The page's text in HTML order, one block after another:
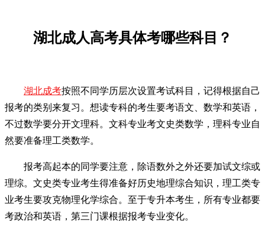
湖北成人高考具体考哪些科目？
湖北成考按照不同学历层次设置考试科目，记得根据自己
报考的类别来复习。想读专科的考生要考语文、数学和英语，
不过数学要分开文理科。文科专业考文史类数学，理科专业自
然要准备理工类数学。
报考高起本的同学要注意，除语数外之外还要加试文综或
理综。文史类专业考生得准备好历史地理综合知识，理工类专
业考生要攻克物理化学综合。至于专升本考生，所有专业都要
考政治和英语，第三门课根据报考专业变化。